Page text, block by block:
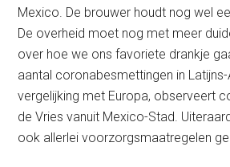
Mexico. De brouwer houdt nog wel
De overheid moet nog met meer
over hoe we ons favoriete drankje
aantal coronabesmettingen in
vergelijking met Europa, observeert
de Vries vanuit Mexico-Stad.
ook allerlei voorzorgsmaatregelen